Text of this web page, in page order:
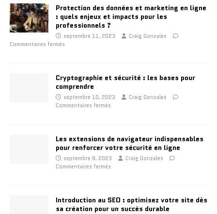
Protection des données et marketing en ligne
: quels enjeux et impacts pour les
professionnels ?
septembre 11, 2023
Craig Gonzales
Commentaires fermés
Cryptographie et sécurité : les bases pour
comprendre
septembre 10, 2023
Craig Gonzales
Commentaires fermés
Les extensions de navigateur indispensables
pour renforcer votre sécurité en ligne
septembre 8, 2023
Craig Gonzales
Commentaires fermés
Introduction au SEO : optimisez votre site dès
sa création pour un succès durable